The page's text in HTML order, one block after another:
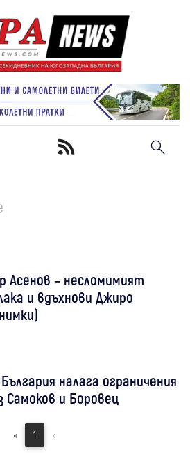
Асенов – несломимият
и вдъхнови Джиро
налага ограничения
и Боровец
« 1 »